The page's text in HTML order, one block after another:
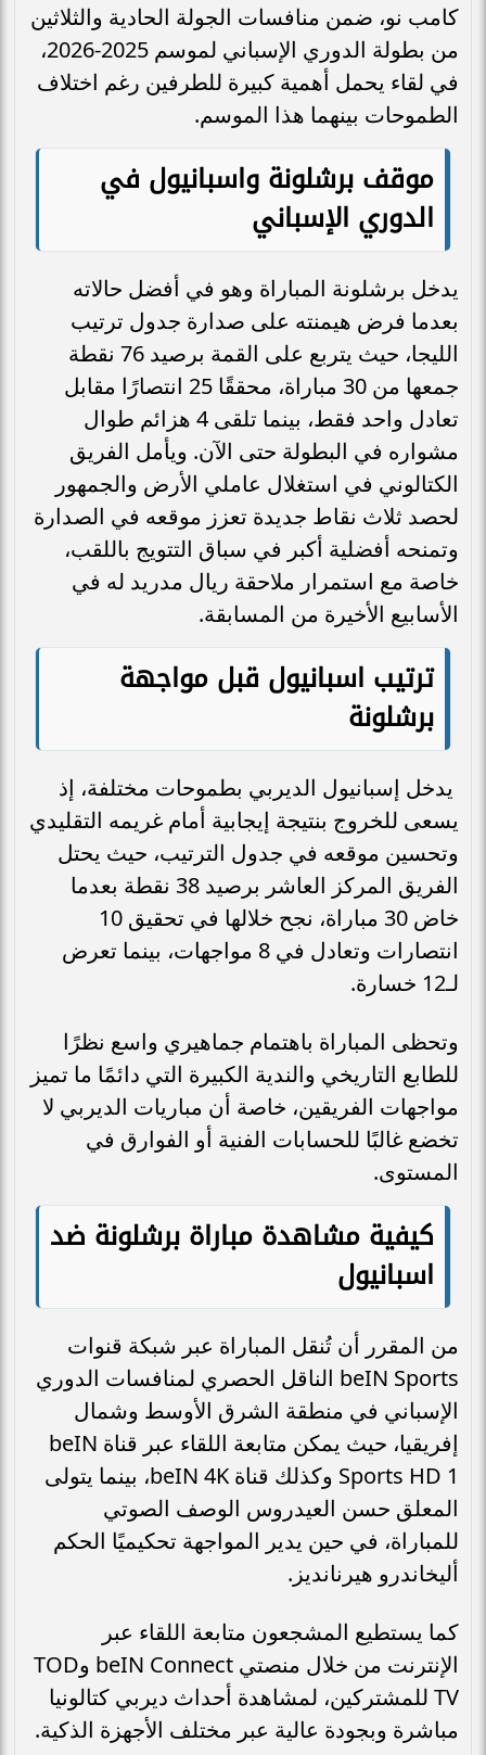
كامب نو، ضمن منافسات الجولة الحادية والثلاثين
من بطولة الدوري الإسباني لموسم 2025-2026،
في لقاء يحمل أهمية كبيرة للطرفين رغم اختلاف
الطموحات بينهما هذا الموسم.
موقف برشلونة واسبانيول في
الدوري الإسباني
يدخل برشلونة المباراة وهو في أفضل حالاته
بعدما فرض هيمنته على صدارة جدول ترتيب
الليجا، حيث يتربع على القمة برصيد 76 نقطة
جمعها من 30 مباراة، محققًا 25 انتصارًا مقابل
تعادل واحد فقط، بينما تلقى 4 هزائم طوال
مشواره في البطولة حتى الآن. ويأمل الفريق
الكتالوني في استغلال عاملي الأرض والجمهور
لحصد ثلاث نقاط جديدة تعزز موقعه في الصدارة
وتمنحه أفضلية أكبر في سباق التتويج باللقب،
خاصة مع استمرار ملاحقة ريال مدريد له في
الأسابيع الأخيرة من المسابقة.
ترتيب اسبانيول قبل مواجهة
برشلونة
يدخل إسبانيول الديربي بطموحات مختلفة، إذ
يسعى للخروج بنتيجة إيجابية أمام غريمه التقليدي
وتحسين موقعه في جدول الترتيب، حيث يحتل
الفريق المركز العاشر برصيد 38 نقطة بعدما
خاض 30 مباراة، نجح خلالها في تحقيق 10
انتصارات وتعادل في 8 مواجهات، بينما تعرض
لـ12 خسارة.
وتحظى المباراة باهتمام جماهيري واسع نظرًا
للطابع التاريخي والندية الكبيرة التي دائمًا ما تميز
مواجهات الفريقين، خاصة أن مباريات الديربي لا
تخضع غالبًا للحسابات الفنية أو الفوارق في
المستوى.
كيفية مشاهدة مباراة برشلونة ضد
اسبانيول
من المقرر أن تُنقل المباراة عبر شبكة قنوات
beIN Sports الناقل الحصري لمنافسات الدوري
الإسباني في منطقة الشرق الأوسط وشمال
إفريقيا، حيث يمكن متابعة اللقاء عبر قناة beIN
Sports HD 1 وكذلك قناة beIN 4K، بينما يتولى
المعلق حسن العيدروس الوصف الصوتي
للمباراة، في حين يدير المواجهة تحكيميًا الحكم
أليخاندرو هيرنانديز.
كما يستطيع المشجعون متابعة اللقاء عبر
الإنترنت من خلال منصتي beIN Connect وTOD
TV للمشتركين، لمشاهدة أحداث ديربي كتالونيا
مباشرة وبجودة عالية عبر مختلف الأجهزة الذكية.